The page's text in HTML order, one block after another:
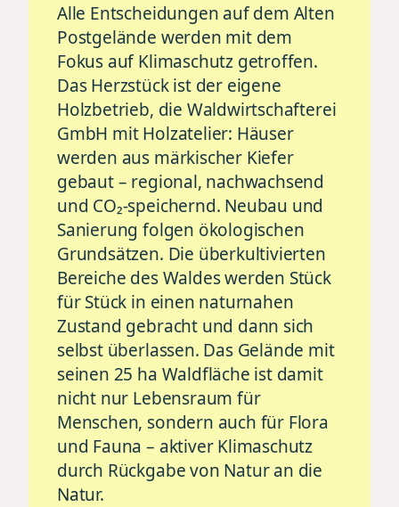
Alle Entscheidungen auf dem Alten
Postgelände werden mit dem
Fokus auf Klimaschutz getroffen.
Das Herzstück ist der eigene
Holzbetrieb, die Waldwirtschafterei
GmbH mit Holzatelier: Häuser
werden aus märkischer Kiefer
gebaut – regional, nachwachsend
und CO₂-speichernd. Neubau und
Sanierung folgen ökologischen
Grundsätzen. Die überkultivierten
Bereiche des Waldes werden Stück
für Stück in einen naturnahen
Zustand gebracht und dann sich
selbst überlassen. Das Gelände mit
seinen 25 ha Waldfläche ist damit
nicht nur Lebensraum für
Menschen, sondern auch für Flora
und Fauna – aktiver Klimaschutz
durch Rückgabe von Natur an die
Natur.